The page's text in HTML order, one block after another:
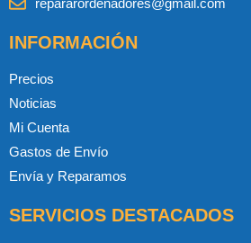
repararordenadores@gmail.com
INFORMACIÓN
Precios
Noticias
Mi Cuenta
Gastos de Envío
Envía y Reparamos
SERVICIOS DESTACADOS